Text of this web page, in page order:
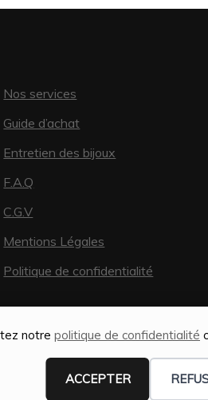
notre politique de confidentialité
ACCEPTER
Nos services
Guide d’achat
Entretien des bijoux
F.A.Q
C.G.V
Mentions Légales
Politique de confidentialité
parWeb-Shine | Fashion Diva |